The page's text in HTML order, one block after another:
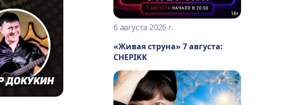
6 августа 2026 г.
«Живая струна» 7 августа:
CHEPIKK